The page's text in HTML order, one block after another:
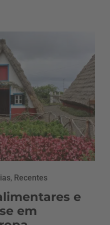
, Recentes
e
em